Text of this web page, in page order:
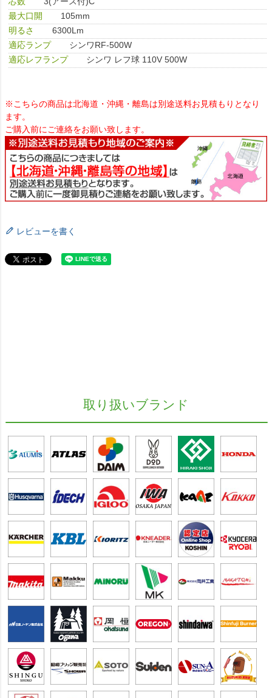
最大口開
105mm
明るさ
6300Lm
適応ランプ
シンワRF-500W
適応レフランプ
シンワ レフ球 110V 500W
※こちらの商品は北海道・沖縄・離島は別途送料お見積もりとなり
ます。
ご購入前にご連絡をお願い致します。
レビューを書く
取り扱いブランド